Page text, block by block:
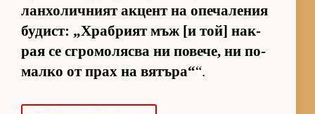
лан­хо­лич­ният ак­цент на опе­ча­ле­ния
бу­дист: „Храб­рият мъж [и той] нак­
рая се сгро­мо­лясва ни по­ве­че, ни по-
малко от прах на вя­тъ­ра““.